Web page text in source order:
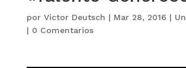
por Victor Deutsch | Mar 28, 2016 |
| 0 Comentarios